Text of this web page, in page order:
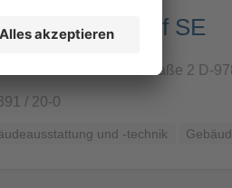
Renkhoff SE
Wilhelm-Renkhoff-Straße 2 D-
/ 20-0
und -technik